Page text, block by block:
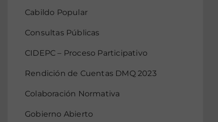
Cabildo Popular
Consultas Públicas
CIDEPC – Proceso Participativo
Rendición de Cuentas DMQ 2023
Colaboración Normativa
Gobierno Abierto